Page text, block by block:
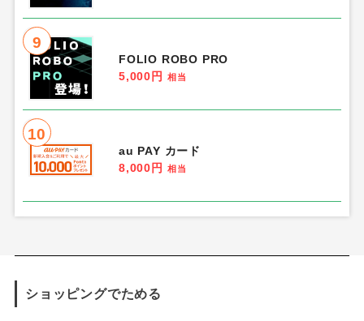
9
FOLIO ROBO PRO
5,000円
相当
10
au PAY カード
8,000円
相当
ショッピングでためる